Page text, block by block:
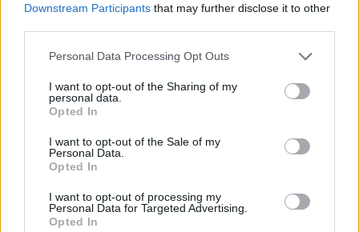
Downstream Participants that may further disclose it to other
Personal Data Processing Opt Outs
I want to opt-out of the Sharing of my
personal data.
Opted In
I want to opt-out of the Sale of my
Personal Data.
Opted In
I want to opt-out of processing my
Personal Data for Targeted Advertising.
Opted In